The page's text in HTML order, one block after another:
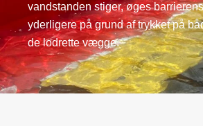
vandstanden stiger, øges
yderligere på grund af trykket på
de lodrette vægge.